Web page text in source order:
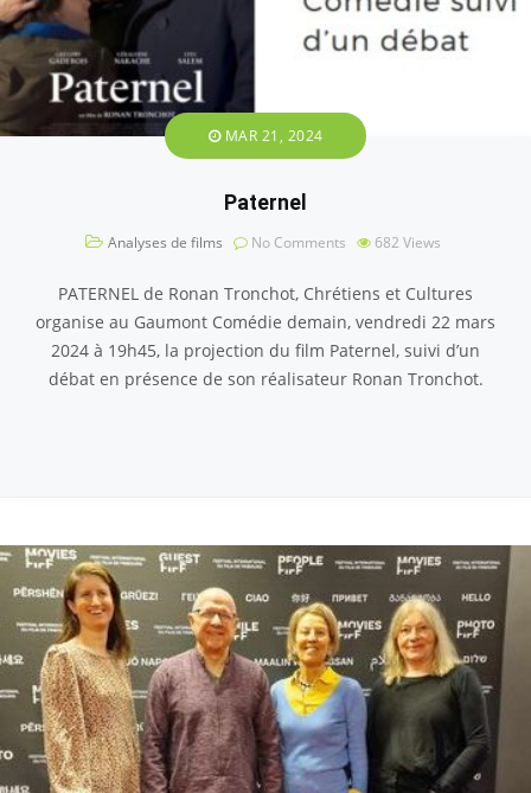
MAR 21, 2024
Paternel
Analyses de films No Comments 682 Views
PATERNEL de Ronan Tronchot, Chrétiens et Cultures
organise au Gaumont Comédie demain, vendredi 22 mars
2024 à 19h45, la projection du film Paternel, suivi d’un
débat en présence de son réalisateur Ronan Tronchot.